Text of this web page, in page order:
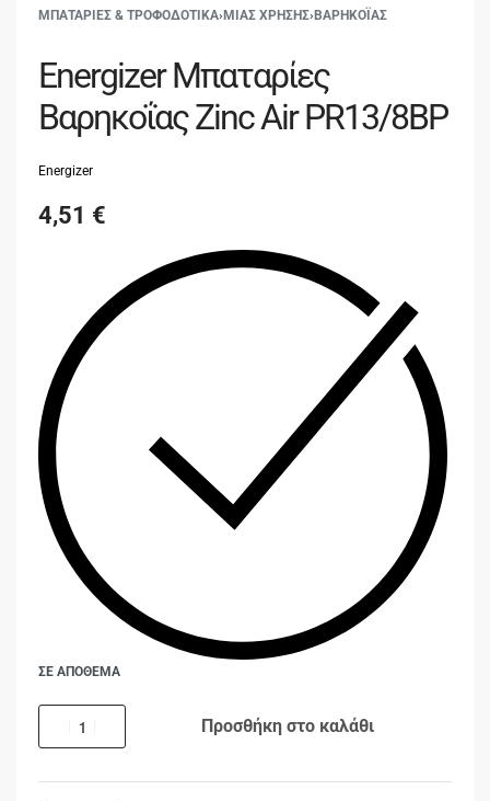
ΜΠΑΤΑΡΙΕΣ & ΤΡΟΦΟΔΟΤΙΚΑ› ΜΙΑΣ ΧΡΗΣΗΣ› ΒΑΡΗΚΟΪΑΣ
Energizer Μπαταρίες
Βαρηκοΐας Zinc Air PR13/8BP
Energizer
4,51 €
ΣΕ ΑΠΟΘΕΜΑ
Προσθήκη στο καλάθι